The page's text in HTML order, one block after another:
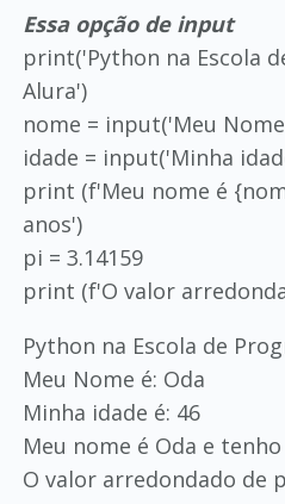
Essa opção de input
print('Python na Escola
Alura')
nome = input('Meu
idade = input('Minha
print (f'Meu nome é
anos')
pi = 3.14159
print (f'O valor
Python na Escola de
Meu Nome é: Oda
Minha idade é: 46
Meu nome é Oda e
O valor arredondado de